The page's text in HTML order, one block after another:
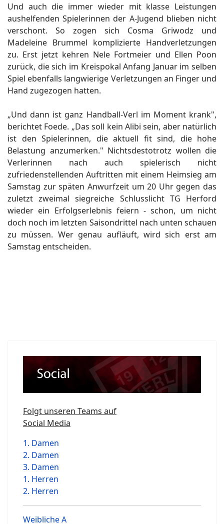
Und auch die immer wieder mit klasse Leistungen
aushelfenden Spielerinnen der A-Jugend blieben nicht
verschont. So zogen sich Cosma Griwodz und
Madeleine Brummel komplizierte Handverletzungen
zu. Erst jetzt kehren Nele Fortmeier und Ellen Poon
zurück, die sich im Kreispokal Anfang Januar im selben
Spiel ebenfalls langwierige Verletzungen an Finger und
Hand zugezogen hatten.
„Und dann ist ganz Handball-Verl im Moment krank",
berichtet Foede. „Das soll kein Alibi sein, aber natürlich
ist den Spielerinnen, die aktuell fit sind, die hohe
Belastung anzumerken." Nichtsdestotrotz wollen die
Verlerinnen nach auch spielerisch nicht
zufriedenstellenden Auftritten mit einem Heimsieg am
Samstag zur späten Anwurfzeit um 20 Uhr gegen das
zuletzt zweimal siegreiche Schlusslicht TG Herford
wieder ein Erfolgserlebnis feiern - schon, um nicht
doch noch im letzten Saisondrittel nach unten schauen
zu müssen. Wer genau aufläuft, wird sich erst am
Samstag entscheiden.
Folgt unseren Teams auf
Social Media
1. Damen
2. Damen
3. Damen
1. Herren
2. Herren
Weibliche A